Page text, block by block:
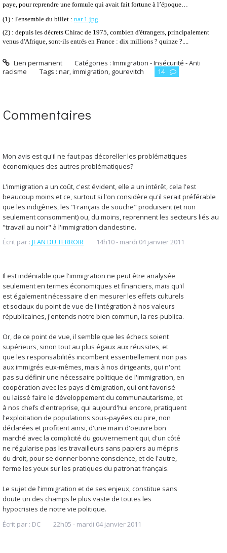
paye, pour reprendre une formule qui avait fait fortune à l’époque…
(1) : l'ensemble du billet : nar 1.jpg
(2) : depuis les décrets Chirac de 1975, combien d'étrangers, principalement
venus d'Afrique, sont-ils entrés en France : dix millions ? quinze ?....
Lien permanent Catégories :Immigration - Insécurité - Anti
racisme
Tags : nar,immigration, gourevitch 14
Commentaires
Mon avis est qu'il ne faut pas décoreller les problématiques
économiques des autres problématiques?
L'immigration a un coût, c'est évident, elle a un intérêt, cela l'est
beaucoup moins et ce, surtout si l'on considère qu'il serait préférable
que les indigènes, les "Français de souche" produisent (et non
seulement consomment) ou, du moins, reprennent les secteurs liés au
"travail au noir" à l'immigration clandestine.
Écrit par : JEAN DU TERROIR 14h10- mardi 04 janvier 2011
Il est indéniable que l'immigration ne peut être analysée
seulement en termes économiques et financiers, mais qu'il
est également nécessaire d'en mesurer les effets culturels
et sociaux du point de vue de l'intégration à nos valeurs
républicaines, j'entends notre bien commun, la res-publica.
Or, de ce point de vue, il semble que les échecs soient
supérieurs, sinon tout au plus égaux aux réussites, et
que les responsabilités incombent essentiellement non pas
aux immigrés eux-mêmes, mais à nos dirigeants, qui n'ont
pas su définir une nécessaire politique de l'immigration, en
coopération avec les pays d'émigration, qui ont favorisé
ou laissé faire le développement du communautarisme, et
à nos chefs d'entreprise, qui aujourd'hui encore, pratiquent
l'exploitation de populations sous-payées ou pire, non
déclarées et profitent ainsi, d'une main d'oeuvre bon
marché avec la complicité du gouvernement qui, d'un côté
ne régularise pas les travailleurs sans papiers au mépris
du droit, pour se donner bonne conscience, et de l'autre,
ferme les yeux sur les pratiques du patronat français.
Le sujet de l'immigration et de ses enjeux, constitue sans
doute un des champs le plus vaste de toutes les
hypocrisies de notre vie politique.
Écrit par : DC 22h05 - mardi 04 janvier 2011